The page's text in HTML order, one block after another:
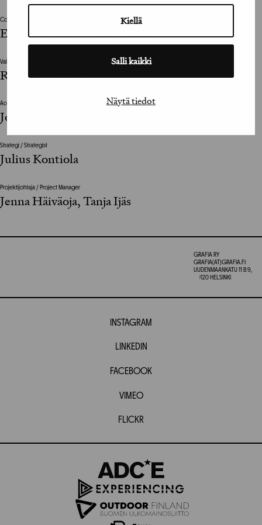
Kiellä
Salli kaikki
Näytä tiedot
Copywriter
Erkko Mannila, Mikko Mäkelä
Valokuvat / Photographs
Roope Sandberg
Account Director
Joni Räikkönen
Strategi / Strategist
Julius Kontiola
Projektijohtaja / Project Manager
Jenna Häiväoja, Tanja Ijäs
GRAFIA RY
GRAFIA(AT)GRAFIA.FI
UUDENMAANKATU 11 B 9,
00120 HELSINKI
INSTAGRAM
LINKEDIN
FACEBOOK
VIMEO
FLICKR